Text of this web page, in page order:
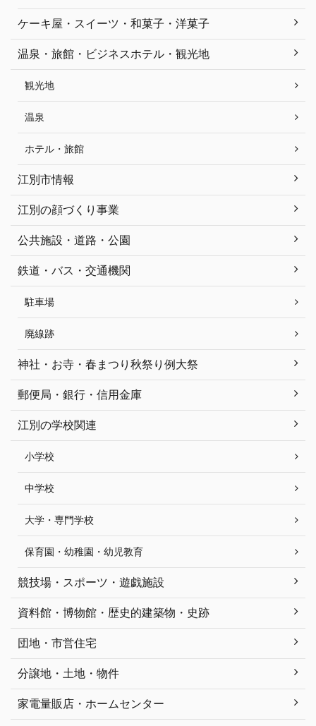
ケーキ屋・スイーツ・和菓子・洋菓子
温泉・旅館・ビジネスホテル・観光地
観光地
温泉
ホテル・旅館
江別市情報
江別の顔づくり事業
公共施設・道路・公園
鉄道・バス・交通機関
駐車場
廃線跡
神社・お寺・春まつり秋祭り例大祭
郵便局・銀行・信用金庫
江別の学校関連
小学校
中学校
大学・専門学校
保育園・幼稚園・幼児教育
競技場・スポーツ・遊戯施設
資料館・博物館・歴史的建築物・史跡
団地・市営住宅
分譲地・土地・物件
家電量販店・ホームセンター